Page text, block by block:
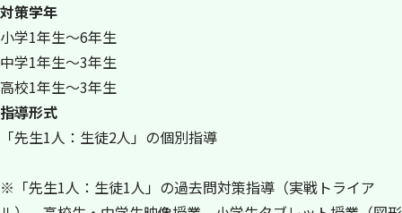
対策学年
小学1年生～6年生
中学1年生～3年生
高校1年生～3年生
指導形式
「先生1人：生徒2人」の個別指導
※「先生1人：生徒1人」の過去問対策指導（実戦トライア